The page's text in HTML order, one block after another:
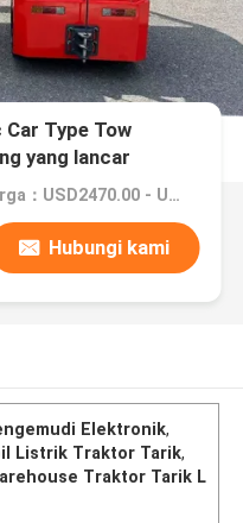
Type Tow
yang lancar
Harga：USD2470.00 - USD4700.00
Hubungi kami
Elektronik,
Listrik Traktor Tarik,
Traktor Tarik L